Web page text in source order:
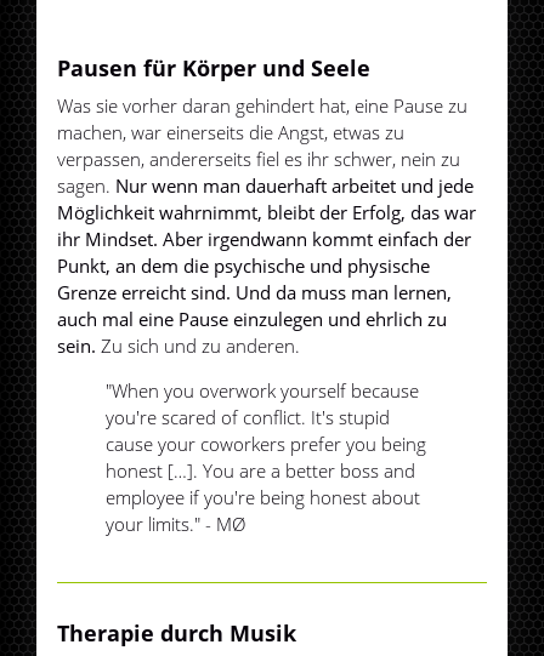
Pausen für Körper und Seele
Was sie vorher daran gehindert hat, eine Pause zu
machen, war einerseits die Angst, etwas zu
verpassen, andererseits fiel es ihr schwer, nein zu
sagen. Nur wenn man dauerhaft arbeitet und jede
Möglichkeit wahrnimmt, bleibt der Erfolg, das war
ihr Mindset. Aber irgendwann kommt einfach der
Punkt, an dem die psychische und physische
Grenze erreicht sind. Und da muss man lernen,
auch mal eine Pause einzulegen und ehrlich zu
sein. Zu sich und zu anderen.
"When you overwork yourself because
you're scared of conflict. It's stupid
cause your coworkers prefer you being
honest […]. You are a better boss and
employee if you're being honest about
your limits." - MØ
Therapie durch Musik